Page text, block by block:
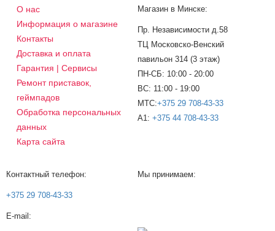
О нас
Информация о магазине
Контакты
Доставка и оплата
Гарантия | Сервисы
Ремонт приставок,
геймпадов
Обработка персональных
данных
Карта сайта
Магазин в Минске:
Пр. Независимости д.58
ТЦ Московско-Венский
павильон 314 (3 этаж)
ПН-СБ: 10:00 - 20:00
ВС: 11:00 - 19:00
МТС:+375 29 708-43-33
A1: +375 44 708-43-33
Контактный телефон:
+375 29 708-43-33
E-mail:
Мы принимаем: